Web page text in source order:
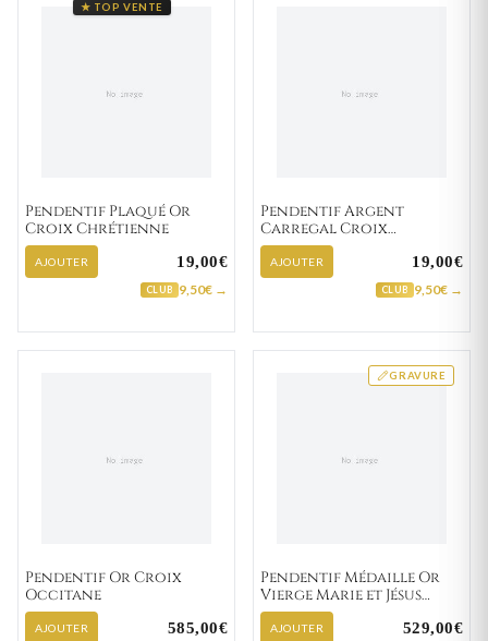
★ TOP VENTE
Pendentif Plaqué Or
Croix Chrétienne
AJOUTER 19,00€
CLUB 9,50€ →
Pendentif Argent
Carregal Croix
Chrétienne
AJOUTER 19,00€
CLUB 9,50€ →
Pendentif Or Croix
Occitane
AJOUTER 585,00€
GRAVURE
Pendentif Médaille Or
Vierge Marie et Jésus
Christ
AJOUTER 529,00€